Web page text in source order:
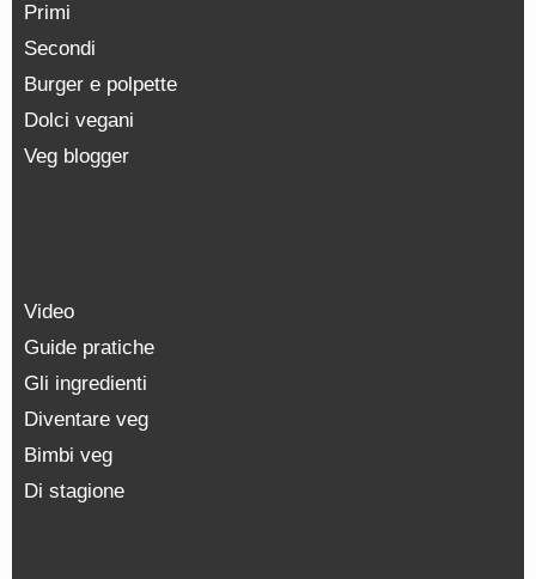
Primi
Secondi
Burger e polpette
Dolci vegani
Veg blogger
Video
Guide pratiche
Gli ingredienti
Diventare veg
Bimbi veg
Di stagione